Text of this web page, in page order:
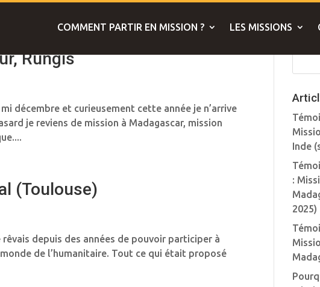
COMMENT PARTIR EN MISSION ? LES MISSIONS
Rungis
décembre et curieusement cette année je n’arrive
je reviens de mission à Madagascar, mission
(Toulouse)
rêvais depuis des années de pouvoir participer à
de l’humanitaire. Tout ce qui était proposé
Inde
:
2025)